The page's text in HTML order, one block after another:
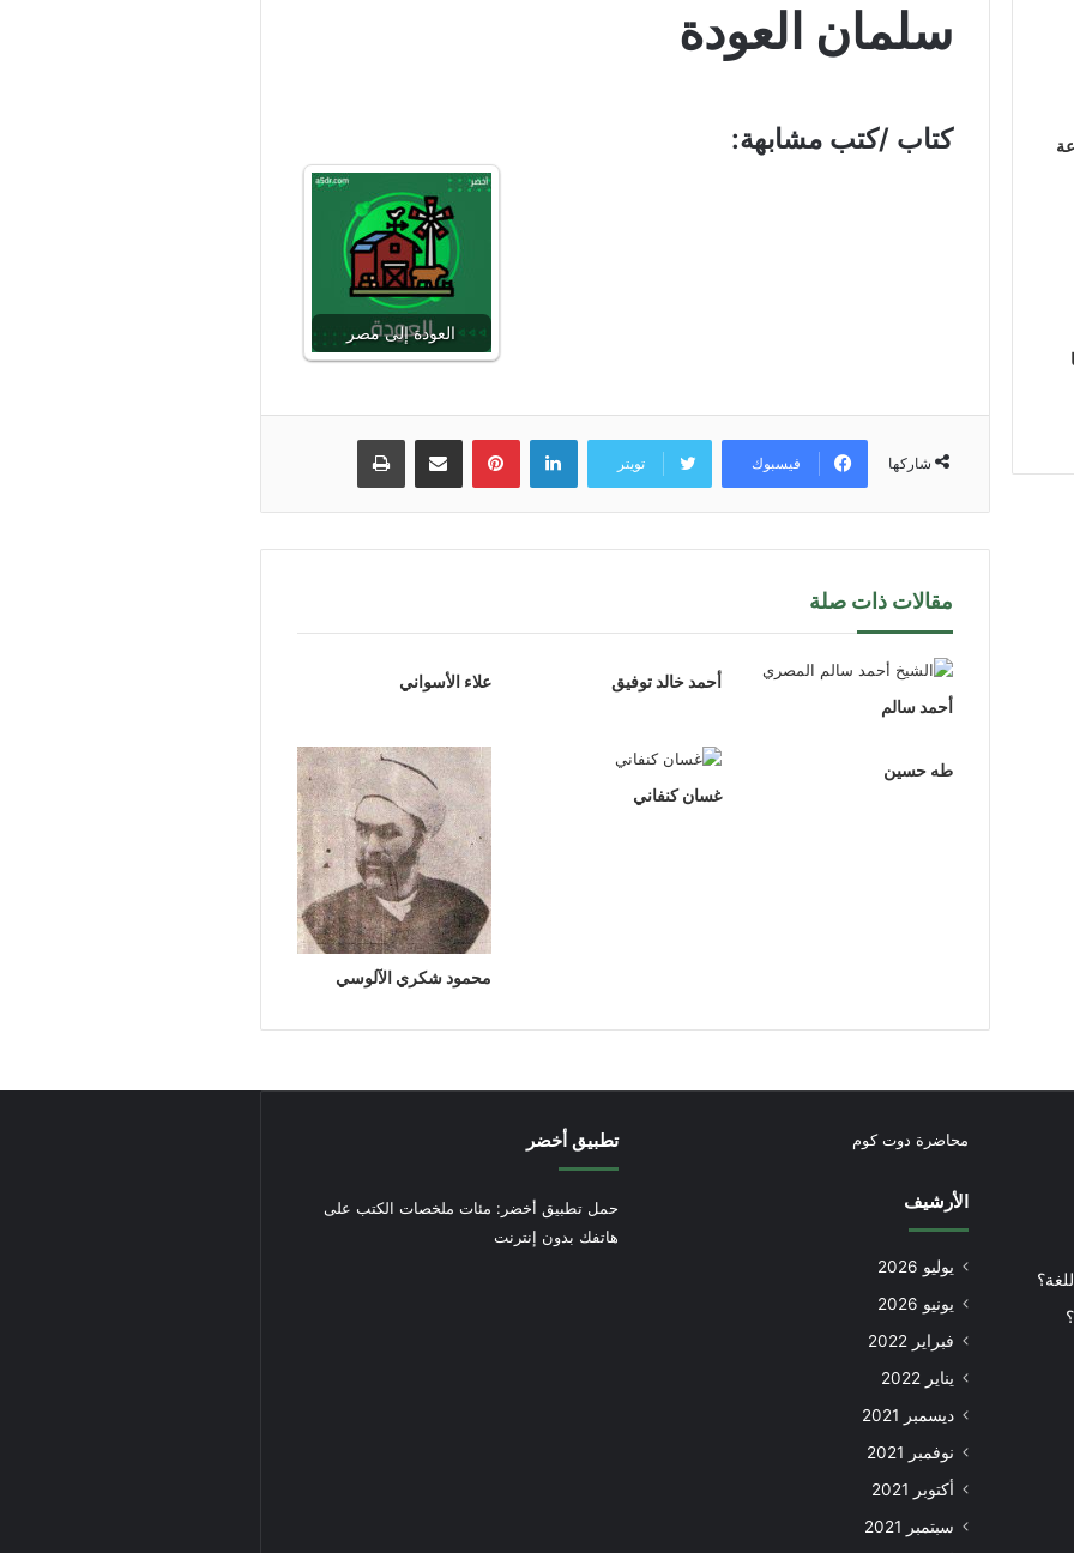
سلمان العودة
كتاب /كتب مشابهة:
العودة إلى مصر
شاركها فيسبوك تويتر
لينكدإن بينتيريستمشاركة عبر البريد طباعة
مقالات ذات صلة
أحمد سالم
أحمد خالد توفيق علاء الأسواني
طه حسين
غسان كنفاني
محمود شكري الآلوسي
محاضرة دوت كوم
الأرشيف
يوليو 2026
يونيو 2026
فبراير 2022
يناير 2022
ديسمبر 2021
نوفمبر 2021
أكتوبر 2021
سبتمبر 2021
تطبيق أخضر
حمل تطبيق أخضر: مئات ملخصات الكتب على
هاتفك بدون إنترنت